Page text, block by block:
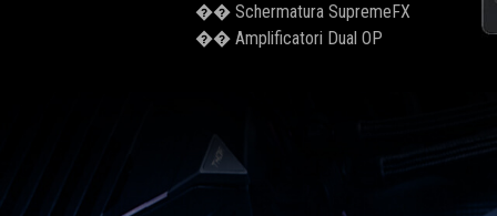
�� Schermatura SupremeFX
�� Amplificatori Dual OP